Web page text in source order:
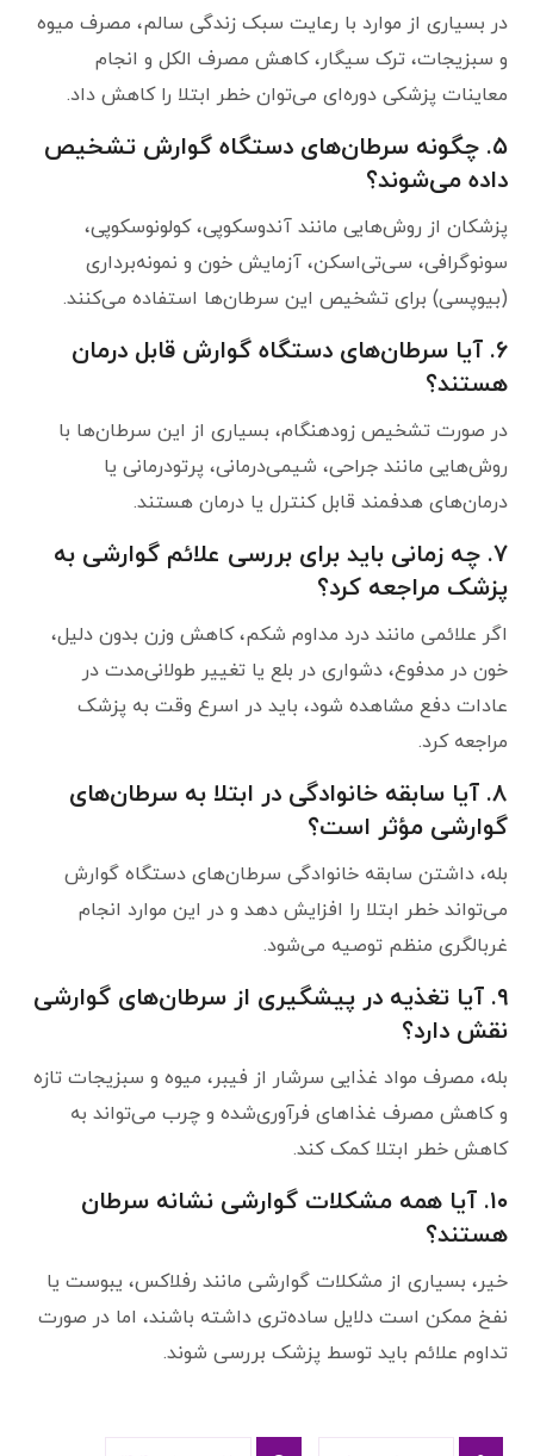
در بسیاری از موارد با رعایت سبک زندگی سالم، مصرف میوه
و سبزیجات، ترک سیگار، کاهش مصرف الکل و انجام
معاینات پزشکی دوره‌ای می‌توان خطر ابتلا را کاهش داد.
۵. چگونه سرطان‌های دستگاه گوارش تشخیص
داده می‌شوند؟
پزشکان از روش‌هایی مانند آندوسکوپی، کولونوسکوپی،
سونوگرافی، سی‌تی‌اسکن، آزمایش خون و نمونه‌برداری
(بیوپسی) برای تشخیص این سرطان‌ها استفاده می‌کنند.
۶. آیا سرطان‌های دستگاه گوارش قابل درمان
هستند؟
در صورت تشخیص زودهنگام، بسیاری از این سرطان‌ها با
روش‌هایی مانند جراحی، شیمی‌درمانی، پرتودرمانی یا
درمان‌های هدفمند قابل کنترل یا درمان هستند.
۷. چه زمانی باید برای بررسی علائم گوارشی به
پزشک مراجعه کرد؟
اگر علائمی مانند درد مداوم شکم، کاهش وزن بدون دلیل،
خون در مدفوع، دشواری در بلع یا تغییر طولانی‌مدت در
عادات دفع مشاهده شود، باید در اسرع وقت به پزشک
مراجعه کرد.
۸. آیا سابقه خانوادگی در ابتلا به سرطان‌های
گوارشی مؤثر است؟
بله، داشتن سابقه خانوادگی سرطان‌های دستگاه گوارش
می‌تواند خطر ابتلا را افزایش دهد و در این موارد انجام
غربالگری منظم توصیه می‌شود.
۹. آیا تغذیه در پیشگیری از سرطان‌های گوارشی
نقش دارد؟
بله، مصرف مواد غذایی سرشار از فیبر، میوه و سبزیجات تازه
و کاهش مصرف غذاهای فرآوری‌شده و چرب می‌تواند به
کاهش خطر ابتلا کمک کند.
۱۰. آیا همه مشکلات گوارشی نشانه سرطان
هستند؟
خیر، بسیاری از مشکلات گوارشی مانند رفلاکس، یبوست یا
نفخ ممکن است دلایل ساده‌تری داشته باشند، اما در صورت
تداوم علائم باید توسط پزشک بررسی شوند.